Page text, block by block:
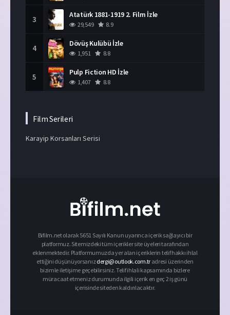
3 Atatürk 1881-1919 2. Film İzle
29,549 8.9
4 Dövüş Kulübü İzle
1,951 8.8
5 Pulp Fiction HD İzle
1,407 8.8
Film Serileri
Karayip Korsanları Serisi
Bifilm.net olarak 5651 Sayılı Kanun uyarınca içerik sağlayıcı bir
platformuz. Sitemizdeki tüm içerikler site üyeleri tarafından
eklenmektedir. Platformumuzda yer alan içeriklerin telif hakkı ihlal
ettiğini düşünüyorsanızdergi@outlook.com.tr adresi üzerinden
bizimle iletişime geçebilirsiniz. Telif ihlali kapsamında bizlere
müracaat etmeniz durumunda ilgili içerik en geç 2 iş günü
içerisinde siteden kaldırılacaktır.